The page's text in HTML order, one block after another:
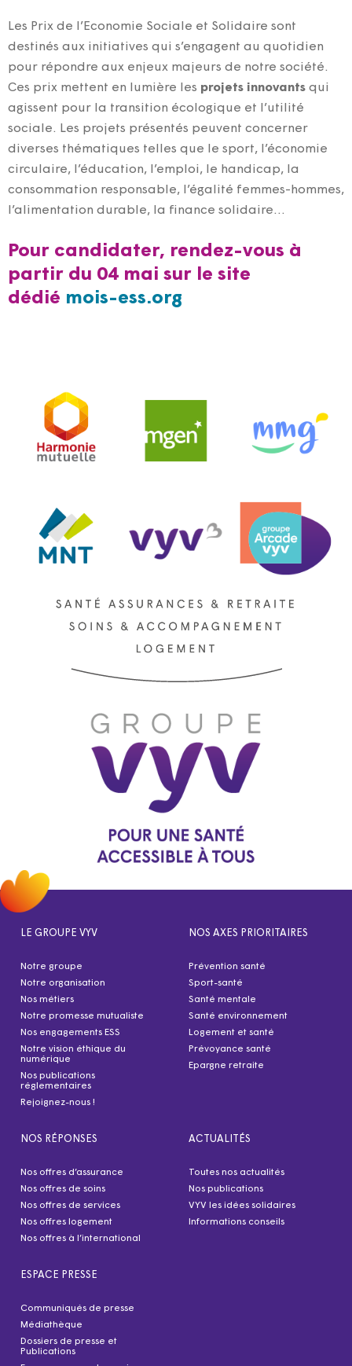
Les Prix de l’Economie Sociale et Solidaire sont
destinés aux initiatives qui s’engagent au quotidien
pour répondre aux enjeux majeurs de notre société.
Ces prix mettent en lumière les projets innovants qui
agissent pour la transition écologique et l’utilité
sociale. Les projets présentés peuvent concerner
diverses thématiques telles que le sport, l’économie
circulaire, l’éducation, l’emploi, le handicap, la
consommation responsable, l’égalité femmes-hommes,
l’alimentation durable, la finance solidaire…
Pour candidater, rendez-vous à
partir du 04 mai sur le site
dédié mois-ess.org
LE GROUPE VYV
Notre groupe
Notre organisation
Nos métiers
Notre promesse mutualiste
Nos engagements ESS
Notre vision éthique du
numérique
Nos publications
réglementaires
Rejoignez-nous !
NOS AXES PRIORITAIRES
Prévention santé
Sport-santé
Santé mentale
Santé environnement
Logement et santé
Prévoyance santé
Epargne retraite
NOS RÉPONSES
Nos offres d’assurance
Nos offres de soins
Nos offres de services
Nos offres logement
Nos offres à l’international
ACTUALITÉS
Toutes nos actualités
Nos publications
VYV les idées solidaires
Informations conseils
ESPACE PRESSE
Communiqués de presse
Médiathèque
Dossiers de presse et
Publications